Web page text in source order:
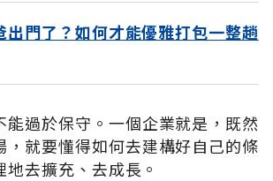
出門了？如何才能優雅打包一整趟
能過於保守。一個企業就是，既然
，就要懂得如何去建構好自己的條
去擴充、去成長。